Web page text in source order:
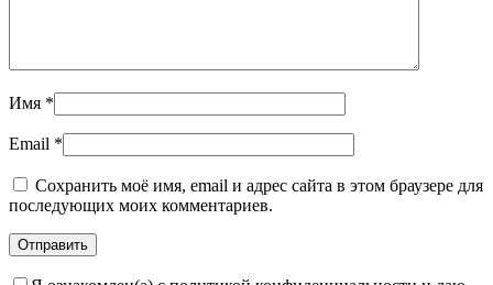
Имя *
Email *
Сохранить моё имя, email и адрес сайта в этом браузере для
последующих моих комментариев.